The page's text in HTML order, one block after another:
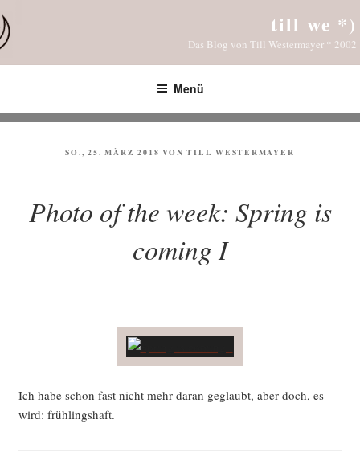
Inhalt
springen
till we *)
Das Blog von Till Westermayer * 2002
Menü
VERÖFFENTLICHT
SO., 25. MÄRZ 2018 VONTILL WESTERMAYER
Photo of the week: Spring is
coming I
Ich habe schon fast nicht mehr dar­an geglaubt, aber doch, es
wird: frühlingshaft.